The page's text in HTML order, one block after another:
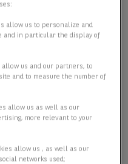
allow us to personalize and
and in particular the display of
allow us and our partners, to
and to measure the number of
allow us as well as our
more relevant to your
allow us , as well as our
networks used;